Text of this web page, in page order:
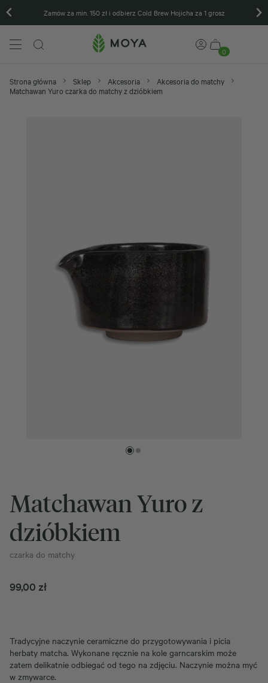
Zamów za min. 150 zł i odbierz Cold Brew Hojicha za 1 grosz
0
Strona główna Sklep Akcesoria
Akcesoria do matchy
Matchawan Yuro czarka do matchy z dzióbkiem
Matchawan Yuro z
dzióbkiem
czarka do matchy
99,00 zł
Tradycyjne naczynie ceramiczne do przygotowywania i picia
herbaty matcha. Wykonane ręcznie na kole garncarskim może
zatem delikatnie odbiegać od tego na zdjęciu. Naczynie można myć
w zmywarce.